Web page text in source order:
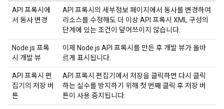
API 프록시에
서 동사 변경
API 프록시의 세부정보 페이지에서 동사를 변경하여
리소스를 수정해도 더 이상 API 프록시 XML 구성의
단계에 있는 조건이 덮어쓰이지 않습니다.
Node.js 프록
시 개발 뷰
이제 Node.js API 프록시를 만든 후 개발 뷰가 올바
르게 표시됩니다.
API 프록시 편
집기의 저장 버
튼
API 프록시 편집기에서 저장을 클릭하면 다시 클릭
하는 실수를 방지하기 위해 첫 번째 클릭 후 저장 버
튼이 사용 중지됩니다.